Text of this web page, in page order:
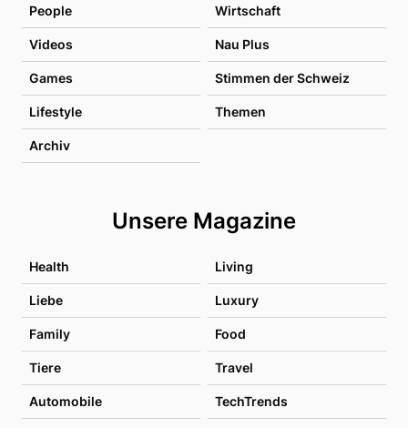
People Wirtschaft
Videos Nau Plus
Games Stimmen der Schweiz
Lifestyle Themen
Archiv
Unsere Magazine
Health Living
Liebe Luxury
Family Food
Tiere Travel
Automobile TechTrends